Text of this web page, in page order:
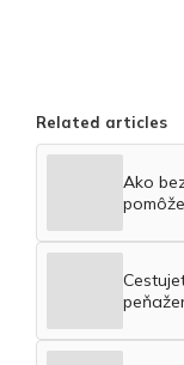
Related articles
Ako